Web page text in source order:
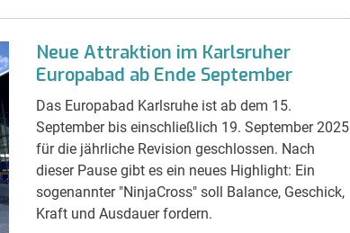
Neue Attraktion im Karlsruher
Europabad ab Ende September
Das Europabad Karlsruhe ist ab dem 15.
September bis einschließlich 19. September 2025
für die jährliche Revision geschlossen. Nach
dieser Pause gibt es ein neues Highlight: Ein
sogenannter "NinjaCross" soll Balance, Geschick,
Kraft und Ausdauer fordern.